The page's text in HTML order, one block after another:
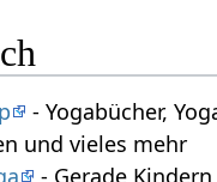
- Yogabücher,
und vieles mehr
- Gerade